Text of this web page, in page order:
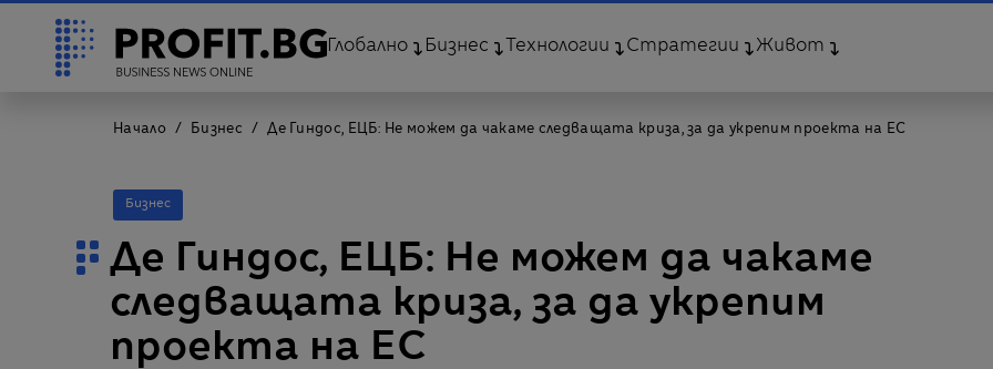
Глобално Бизнес Технологии Стратегии Живот
Начало Бизнес Де Гиндос, ЕЦБ: Не можем да чакаме следващата криза, за да укрепим проекта на ЕС
Бизнес
Де Гиндос, ЕЦБ: Не можем да чакаме
следващата криза, за да укрепим
проекта на ЕС